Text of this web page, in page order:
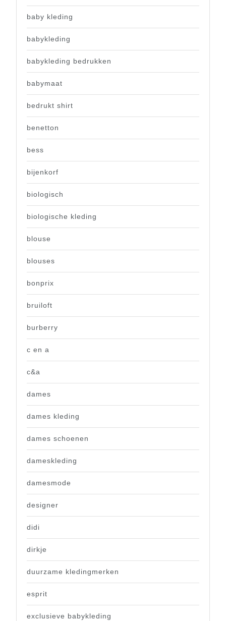
baby kleding
babykleding
babykleding bedrukken
babymaat
bedrukt shirt
benetton
bess
bijenkorf
biologisch
biologische kleding
blouse
blouses
bonprix
bruiloft
burberry
c en a
c&a
dames
dames kleding
dames schoenen
dameskleding
damesmode
designer
didi
dirkje
duurzame kledingmerken
esprit
exclusieve babykleding